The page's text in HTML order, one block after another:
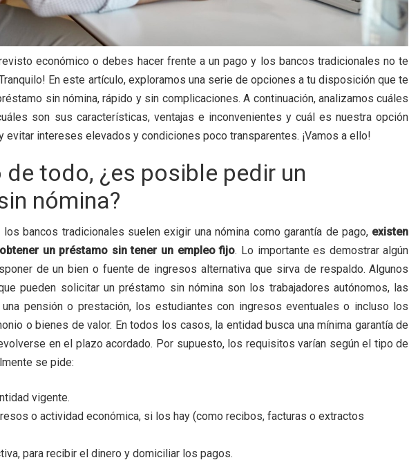
económico o debes hacer frente a un pago y los bancos tradicionales no te
En este artículo, exploramos una serie de opciones a tu disposición que te
sin nómina, rápido y sin complicaciones. A continuación, analizamos cuáles
son sus características, ventajas e inconvenientes y cuál es nuestra opción
evitar intereses elevados y condiciones poco transparentes. ¡Vamos a ello!
de todo, ¿es posible pedir un
nómina?
bancos tradicionales suelen exigir una nómina como garantía de pago, existen
un préstamo sin tener un empleo fijo. Lo importante es demostrar algún
de un bien o fuente de ingresos alternativa que sirva de respaldo. Algunos
pueden solicitar un préstamo sin nómina son los trabajadores autónomos, las
pensión o prestación, los estudiantes con ingresos eventuales o incluso los
o bienes de valor. En todos los casos, la entidad busca una mínima garantía de
en el plazo acordado. Por supuesto, los requisitos varían según el tipo de
se pide:
vigente.
o actividad económica, si los hay (como recibos, facturas o extractos
para recibir el dinero y domiciliar los pagos.